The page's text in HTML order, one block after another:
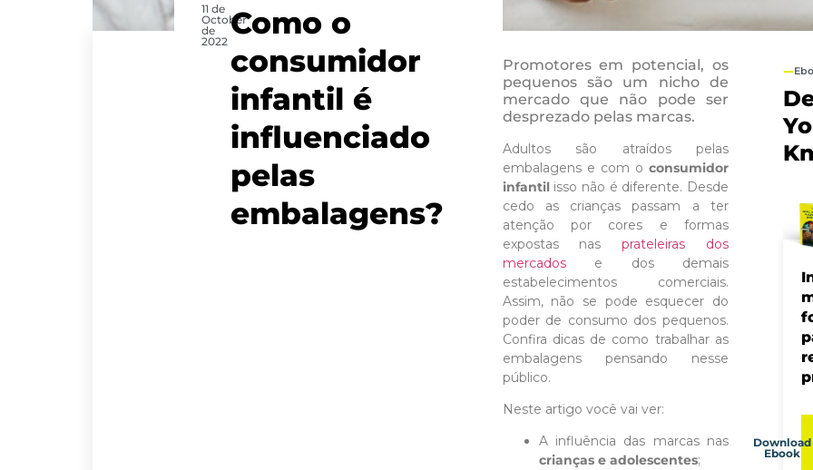
11 de
October
de
2022
Como o
consumidor
infantil é
influenciado
pelas
embalagens?
Promotores em potencial, os
pequenos são um nicho de
mercado que não pode ser
desprezado pelas marcas.
Adultos são atraídos pelas
embalagens e com oconsumidor
infantilisso não é diferente. Desde
cedo as crianças passam a ter
atenção por cores e formas
expostas nasprateleiras dos
mercadose dos demais
estabelecimentos comerciais.
Assim, não se pode esquecer do
poder de consumo dos pequenos.
Confira dicas de como trabalhar as
embalagens pensando nesse
público.
Neste artigo você vai ver:
A influência das marcas nas
crianças e adolescentes;
Download
Ebook